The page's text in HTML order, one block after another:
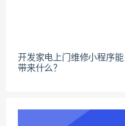
开发家电上门维修小程序能
带来什么？